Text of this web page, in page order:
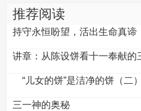
推荐阅读
持守永恒盼望，活出生命真谛
讲章：从陈设饼看十一奉献的
“儿女的饼”是洁净的饼（二）
三一神的奥秘